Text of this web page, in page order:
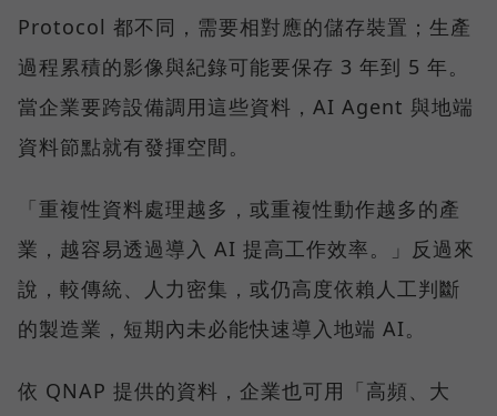
Protocol 都不同，需要相對應的儲存裝置；生產
過程累積的影像與紀錄可能要保存 3 年到 5 年。
當企業要跨設備調用這些資料，AI Agent 與地端
資料節點就有發揮空間。
「重複性資料處理越多，或重複性動作越多的產
業，越容易透過導入 AI 提高工作效率。」反過來
說，較傳統、人力密集，或仍高度依賴人工判斷
的製造業，短期內未必能快速導入地端 AI。
依 QNAP 提供的資料，企業也可用「高頻、大